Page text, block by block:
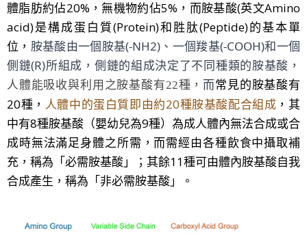
體脂肪約佔20%，無機物約佔5%， 而胺基酸(英文Amino
acid)是構成蛋白質(Protein)和胜肽(Peptide)的基本單
位， 胺基酸由一個胺基(-NH2)、一個羧基(-COOH)和一個
側鏈(R)所組成，側鏈的組成決定了不同種類的胺基酸，
人體能吸收與利用之胺基酸有22種， 而常見的胺基酸有
20種， 人體中的蛋白質即由約20種胺基酸配合組成 ， 其
中有8種胺基酸（嬰幼兒為9種）為成人體內無法合成或合
成時無法滿足身體之所需，而需經由各種飲食中攝取補
充，稱為「必需胺基酸」；其餘11種可由體內胺基酸自我
合成產生，稱為「非必需胺基酸」。